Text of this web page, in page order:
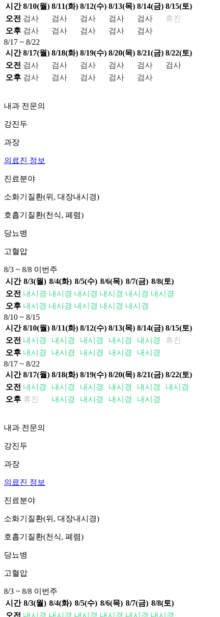
시간 8/10(월) 8/11(화) 8/12(수) 8/13(목) 8/14(금) 8/15(토)
오전 검사 검사 검사 검사 검사
휴진
오후 검사 검사 검사 검사
검사
8/17 ~ 8/22
시간 8/17(월) 8/18(화) 8/19(수) 8/20(목) 8/21(금) 8/22(토)
오전 검사 검사 검사 검사 검사
검사
오후 검사 검사 검사 검사 검사
내과 전문의
강진두
과장
의료진 정보
진료분야
소화기질환(위, 대장내시경)
호흡기질환(천식, 폐렴)
당뇨병
고혈압
8/3 ~ 8/8 이번주
시간 8/3(월) 8/4(화) 8/5(수) 8/6(목) 8/7(금) 8/8(토)
오전 내시경 내시경 내시경 내시경 내시경 내시경
오후 내시경 내시경 내시경 내시경 내시경
8/10 ~ 8/15
시간 8/10(월) 8/11(화) 8/12(수) 8/13(목) 8/14(금) 8/15(토)
오전 내시경 내시경 내시경 내시경 내시경
휴진
오후 내시경 내시경 내시경 내시경
내시경
8/17 ~ 8/22
시간 8/17(월) 8/18(화) 8/19(수) 8/20(목) 8/21(금) 8/22(토)
오전 내시경 내시경 내시경 내시경 내시경
내시경
오후 휴진 내시경 내시경 내시경 내시경
내과 전문의
강진두
과장
의료진 정보
진료분야
소화기질환(위, 대장내시경)
호흡기질환(천식, 폐렴)
당뇨병
고혈압
8/3 ~ 8/8 이번주
시간 8/3(월) 8/4(화) 8/5(수) 8/6(목) 8/7(금) 8/8(토)
오전 내시경 내시경 내시경 내시경 내시경 내시경